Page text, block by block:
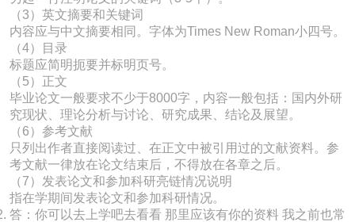
（3）英文摘要和关键词
内容应与中文摘要相同。字体为Times New Roman小四号。
（4）目录
标题应简明扼要并标明页号。
（5）正文
毕业论文一般要求不少于8000字，内容一般包括：国内外研
究现状、理论分析与讨论、研究成果、结论及展望。
（6）参考文献
只列出作者直接阅读过、在正文中被引用过的文献资料。参
考文献一律放在论文结束后，不得放在各章之后。
（7）发表论文和参加科研亮链情况说明
指在学期间发表论文和参加科研情况。
答：你可以去上学吧去看看 那里应该有你的资料 我之前也常